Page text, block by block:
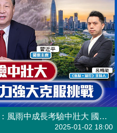
【直播】【焦點短打】EP736：風雨中成長考驗中壯大 國家發展動力強大克服挑戰
2025-01-02 18:00